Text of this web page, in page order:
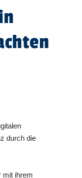
durch die
mit ihrem